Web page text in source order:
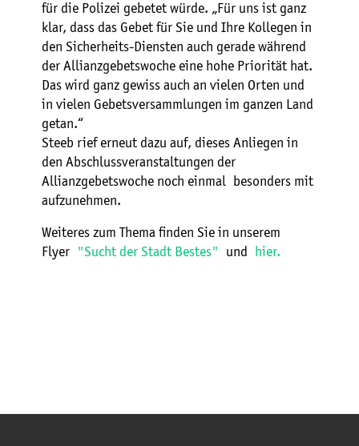
für die Polizei gebetet würde. „Für uns ist ganz
klar, dass das Gebet für Sie und Ihre Kollegen in
den Sicherheits-Diensten auch gerade während
der Allianzgebetswoche eine hohe Priorität hat.
Das wird ganz gewiss auch an vielen Orten und
in vielen Gebetsversammlungen im ganzen Land
getan.“
Steeb rief erneut dazu auf, dieses Anliegen in
den Abschlussveranstaltungen der
Allianzgebetswoche noch einmal besonders mit
aufzunehmen.
Weiteres zum Thema finden Sie in unserem
Flyer
"Sucht der Stadt Bestes" und hier.